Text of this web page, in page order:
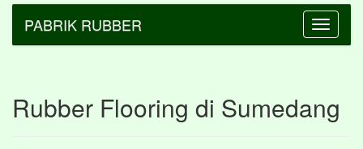
Toggle
PABRIK RUBBER
Rubber Flooring di Sumedang